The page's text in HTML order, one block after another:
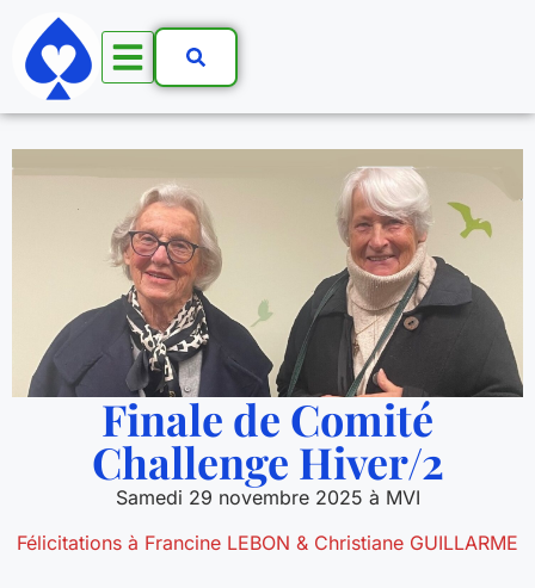
Finale de Comité
Challenge Hiver/2
Samedi 29 novembre 2025 à MVI
Félicitations à Francine LEBON & Christiane GUILLARME